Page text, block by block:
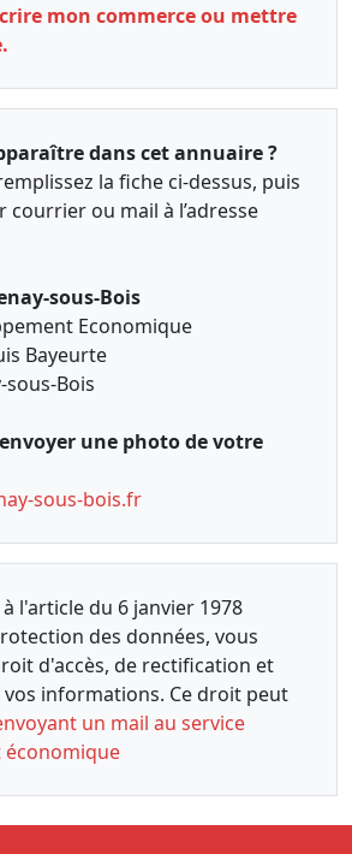
mon commerce ou mettre
dans cet annuaire ?
la fiche ci-dessus, puis
courrier ou mail à l’adresse
sous-Bois
Economique
Bayeurte
sous-Bois
une photo de votre
sous-bois.fr
l'article du 6 janvier 1978
des données, vous
d'accès, de rectification et
informations. Ce droit peut
un mail au service
économique